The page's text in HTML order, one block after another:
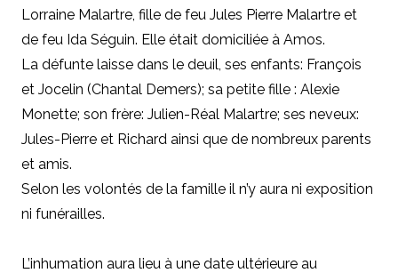
Lorraine Malartre, fille de feu Jules Pierre Malartre et
de feu Ida Séguin. Elle était domiciliée à Amos.
La défunte laisse dans le deuil, ses enfants: François
et Jocelin (Chantal Demers); sa petite fille : Alexie
Monette; son frère: Julien-Réal Malartre; ses neveux:
Jules-Pierre et Richard ainsi que de nombreux parents
et amis.
Selon les volontés de la famille il n’y aura ni exposition
ni funérailles.
L’inhumation aura lieu à une date ultérieure au